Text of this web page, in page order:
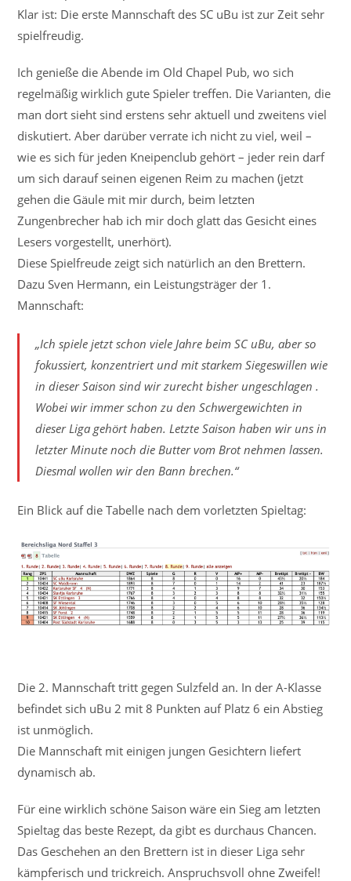
Klar ist: Die erste Mannschaft des SC uBu ist zur Zeit sehr
spielfreudig.
Ich genieße die Abende im Old Chapel Pub, wo sich
regelmäßig wirklich gute Spieler treffen. Die Varianten, die
man dort sieht sind erstens sehr aktuell und zweitens viel
diskutiert. Aber darüber verrate ich nicht zu viel, weil –
wie es sich für jeden Kneipenclub gehört – jeder rein darf
um sich darauf seinen eigenen Reim zu machen (jetzt
gehen die Gäule mit mir durch, beim letzten
Zungenbrecher hab ich mir doch glatt das Gesicht eines
Lesers vorgestellt, unerhört).
Diese Spielfreude zeigt sich natürlich an den Brettern.
Dazu Sven Hermann, ein Leistungsträger der 1.
Mannschaft:
„Ich spiele jetzt schon viele Jahre beim SC uBu, aber so
fokussiert, konzentriert und mit starkem Siegeswillen wie
in dieser Saison sind wir zurecht bisher ungeschlagen .
Wobei wir immer schon zu den Schwergewichten in
dieser Liga gehört haben. Letzte Saison haben wir uns in
letzter Minute noch die Butter vom Brot nehmen lassen.
Diesmal wollen wir den Bann brechen.“
Ein Blick auf die Tabelle nach dem vorletzten Spieltag:
Die 2. Mannschaft tritt gegen Sulzfeld an. In der A-Klasse
befindet sich uBu 2 mit 8 Punkten auf Platz 6 ein Abstieg
ist unmöglich.
Die Mannschaft mit einigen jungen Gesichtern liefert
dynamisch ab.
Für eine wirklich schöne Saison wäre ein Sieg am letzten
Spieltag das beste Rezept, da gibt es durchaus Chancen.
Das Geschehen an den Brettern ist in dieser Liga sehr
kämpferisch und trickreich. Anspruchsvoll ohne Zweifel!